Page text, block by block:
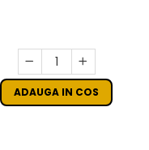
ADAUGA IN COS